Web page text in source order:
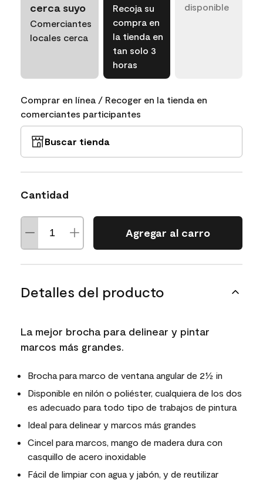
cerca suyo
Comerciantes
locales cerca
Recoja su
compra en
la tienda en
tan solo 3
horas
disponible
Comprar en línea / Recoger en la tienda en
comerciantes participantes
Buscar tienda
Cantidad
Agregar al carro
Detalles del producto
La mejor brocha para delinear y pintar
marcos más grandes.
Brocha para marco de ventana​​​​​​​ angular de 2½ in
Disponible en nilón o poliéster, cualquiera de los dos
es adecuado para todo tipo de trabajos de pintura
Ideal para delinear y marcos más grandes
Cincel para marcos, mango de madera dura con
casquillo de acero inoxidable
Fácil de limpiar con agua y jabón, y de reutilizar